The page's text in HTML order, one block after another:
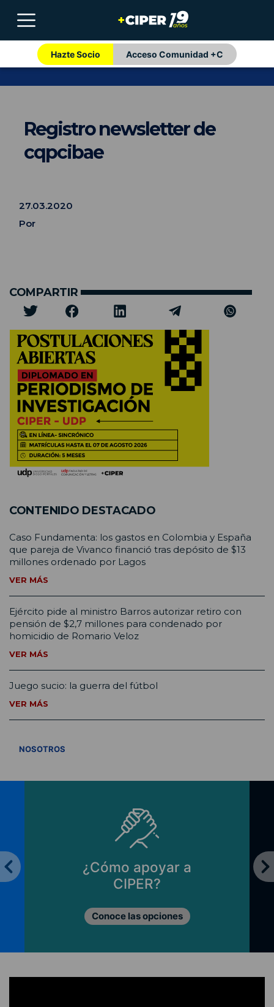
Hazte Socio Acceso Comunidad +C
Registro newsletter de
cqpcibae
27.03.2020
Por
COMPARTIR
CONTENIDO DESTACADO
Caso Fundamenta: los gastos en Colombia y España
que pareja de Vivanco financió tras depósito de $13
millones ordenado por Lagos
VER MÁS
Ejército pide al ministro Barros autorizar retiro con
pensión de $2,7 millones para condenado por
homicidio de Romario Veloz
VER MÁS
Juego sucio: la guerra del fútbol
VER MÁS
NOSOTROS
¿Cómo apoyar a
CIPER?
Conoce las opciones